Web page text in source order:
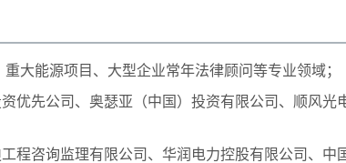
大能源项目、大型企业常年法律顾问等专业领域；
优先公司、奥瑟亚（中国）投资有限公司、顺风
程咨询监理有限公司、华润电力控股有限公司、中